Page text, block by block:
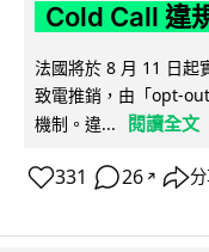
Cold Call 違
法國將於 8 月 11 日起
致電推銷，由「opt-
機制。違...
閱讀全文
331 26 ↗